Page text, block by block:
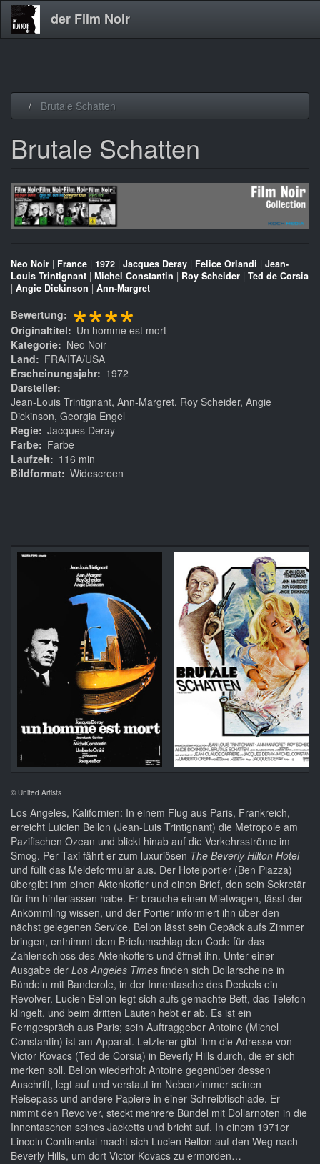
der Film Noir
Brutale Schatten
Brutale Schatten
Neo Noir | France | 1972 | Jacques Deray | Felice Orlandi | Jean-
Louis Trintignant | Michel Constantin | Roy Scheider | Ted de Corsia
| Angie Dickinson | Ann-Margret
Bewertung ****
Originaltitel
Un homme est mort
Kategorie
Neo Noir
Land
FRA/ITA/USA
Erscheinungsjahr
1972
Darsteller
Jean-Louis Trintignant, Ann-Margret, Roy Scheider, Angie
Dickinson, Georgia Engel
Regie Jacques Deray
Farbe
Farbe
Laufzeit
116 min
Bildformat Widescreen
© United Artists
Los Angeles, Kalifornien: In einem Flug aus Paris, Frankreich,
erreicht Luicien Bellon (Jean-Luis Trintignant) die Metropole am
Pazifischen Ozean und blickt hinab auf die Verkehrsströme im
Smog. Per Taxi fährt er zum luxuriösen The Beverly Hilton Hotel
und füllt das Meldeformular aus. Der Hotelportier (Ben Piazza)
übergibt ihm einen Aktenkoffer und einen Brief, den sein Sekretär
für ihn hinterlassen habe. Er brauche einen Mietwagen, lässt der
Ankömmling wissen, und der Portier informiert ihn über den
nächst gelegenen Service. Bellon lässt sein Gepäck aufs Zimmer
bringen, entnimmt dem Briefumschlag den Code für das
Zahlenschloss des Aktenkoffers und öffnet ihn. Unter einer
Ausgabe der Los Angeles Times finden sich Dollarscheine in
Bündeln mit Banderole, in der Innentasche des Deckels ein
Revolver. Lucien Bellon legt sich aufs gemachte Bett, das Telefon
klingelt, und beim dritten Läuten hebt er ab. Es ist ein
Ferngespräch aus Paris; sein Auftraggeber Antoine (Michel
Constantin) ist am Apparat. Letzterer gibt ihm die Adresse von
Victor Kovacs (Ted de Corsia) in Beverly Hills durch, die er sich
merken soll. Bellon wiederholt Antoine gegenüber dessen
Anschrift, legt auf und verstaut im Nebenzimmer seinen
Reisepass und andere Papiere in einer Schreibtischlade. Er
nimmt den Revolver, steckt mehrere Bündel mit Dollarnoten in die
Innentaschen seines Jacketts und bricht auf. In einem 1971er
Lincoln Continental macht sich Lucien Bellon auf den Weg nach
Beverly Hills, um dort Victor Kovacs zu ermorden…